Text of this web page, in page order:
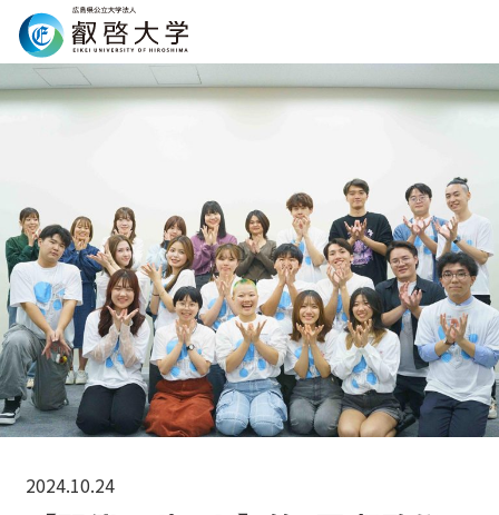
Search
2024.10.24